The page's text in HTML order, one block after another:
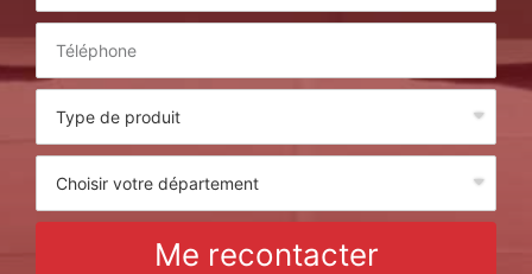
Me recontacter